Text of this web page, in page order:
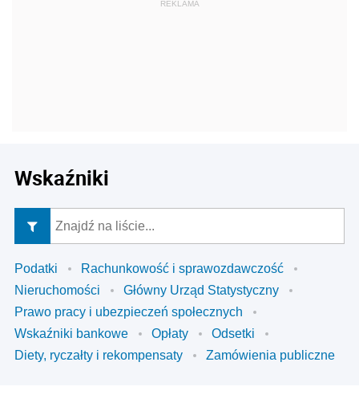
Wskaźniki
Podatki
Rachunkowość i sprawozdawczość
Nieruchomości
Główny Urząd Statystyczny
Prawo pracy i ubezpieczeń społecznych
Wskaźniki bankowe
Opłaty
Odsetki
Diety, ryczałty i rekompensaty
Zamówienia publiczne